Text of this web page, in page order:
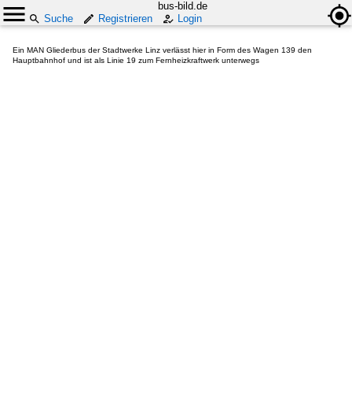
bus-bild.de
Suche
Registrieren Login
Ein MAN Gliederbus der Stadtwerke Linz verlässt hier in Form des Wagen 139 den
Hauptbahnhof und ist als Linie 19 zum Fernheizkraftwerk unterwegs